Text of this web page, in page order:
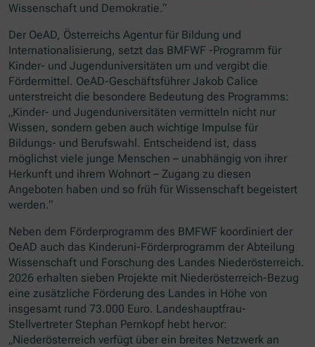
Wissenschaft und Demokratie.“
Der OeAD, Österreichs Agentur für Bildung und
Internationalisierung, setzt das BMFWF -Programm für
Kinder- und Jugenduniversitäten um und vergibt die
Fördermittel. OeAD-Geschäftsführer Jakob Calice
unterstreicht die besondere Bedeutung des Programms:
„Kinder- und Jugenduniversitäten vermitteln nicht nur
Wissen, sondern geben auch wichtige Impulse für
Bildungs- und Berufswahl. Entscheidend ist, dass
möglichst viele junge Menschen – unabhängig von ihrer
Herkunft und ihrem Wohnort – Zugang zu diesen
Angeboten haben und so früh für Wissenschaft begeistert
werden.“
Neben dem Förderprogramm des BMFWF koordiniert der
OeAD auch das Kinderuni-Förderprogramm der Abteilung
Wissenschaft und Forschung des Landes Niederösterreich.
2026 erhalten sieben Projekte mit Niederösterreich-Bezug
eine zusätzliche Förderung des Landes in Höhe von
insgesamt rund 73.000 Euro. Landeshauptfrau-
Stellvertreter Stephan Pernkopf hebt hervor:
„Niederösterreich verfügt über ein breites Netzwerk an